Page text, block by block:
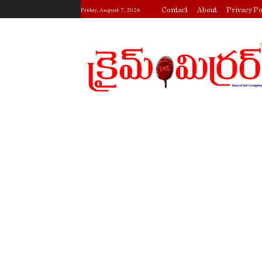
Friday, August 7, 2026 Contact About Privacy